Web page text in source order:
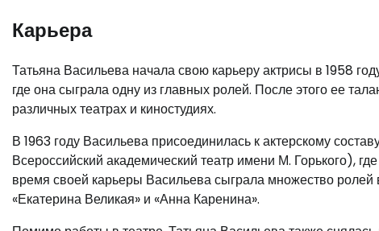
Карьера
Татьяна Васильева начала свою карьеру актрисы в 1958
где она сыграла одну из главных ролей. После этого ее
различных театрах и киностудиях.
В 1963 году Васильева присоединилась к актерскому
Всероссийский академический театр имени М. Горького),
время своей карьеры Васильева сыграла множество ролей
«Екатерина Великая» и «Анна Каренина».